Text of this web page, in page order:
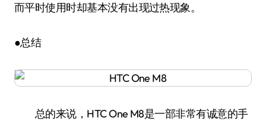
而平时使用时却基本没有出现过热现象。
●总结
总的来说，HTC One M8是一部非常有诚意的手